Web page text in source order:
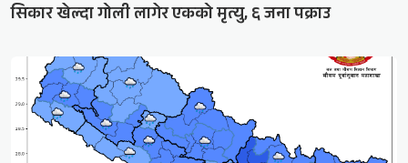
सिकार खेल्दा गोली लागेर एकको मृत्यु, ६ जना पक्राउ